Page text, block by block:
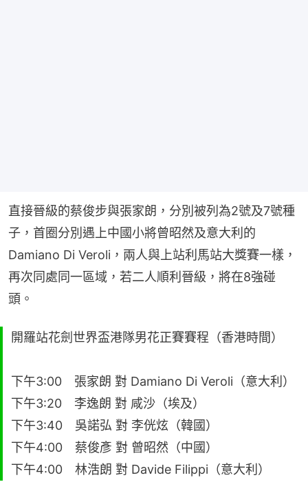
直接晉級的蔡俊步與張家朗，分別被列為2號及7號種
子，首圈分別遇上中國小將曾昭然及意大利的
Damiano Di Veroli，兩人與上站利馬站大獎賽一樣，
再次同處同一區域，若二人順利晉級，將在8強碰
頭。
開羅站花劍世界盃港隊男花正賽賽程（香港時間）
下午3:00 張家朗 對 Damiano Di Veroli（意大利）
下午3:20 李逸朗 對 咸沙（埃及）
下午3:40 吳諾弘 對 李侊炫（韓國）
下午4:00 蔡俊彥 對 曾昭然（中國）
下午4:00 林浩朗 對 Davide Filippi（意大利）